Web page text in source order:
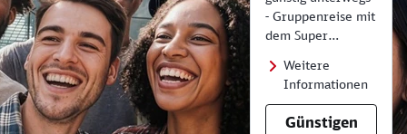
- Gruppenreise mit
dem Super
Weitere
Informationen
Günstigen